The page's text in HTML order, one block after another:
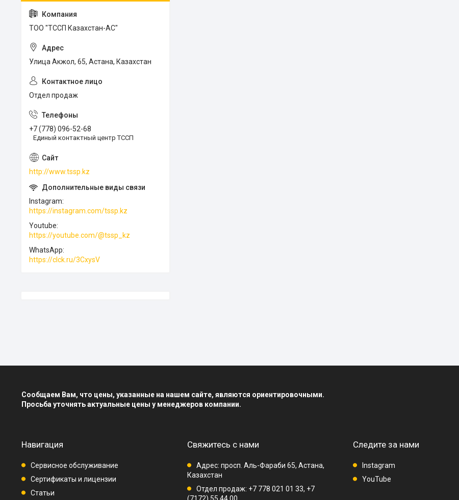
ТОО "ТССП Казахстан-АС"
Улица Акжол, 65, Астана, Казахстан
Отдел продаж
+7 (778) 096-52-68
Единый контактный центр ТССП
http://www.tssp.kz
Instagram
https://instagram.com/tssp.kz
Youtube
https://youtube.com/@tssp_kz
WhatsApp
https://clck.ru/3CxysV
Сообщаем Вам, что цены, указанные на нашем сайте, являются ориентировочными.
Просьба уточнять актуальные цены у менеджеров компании.
Навигация
Сервисное обслуживание
Сертификаты и лицензии
Статьи
Свяжитесь с нами
Адрес: просп. Аль-Фараби 65, Астана,
Казахстан
Отдел продаж: +7 778 021 01 33, +7
(7172) 55 44 00
Следите за нами
Instagram
YouTube